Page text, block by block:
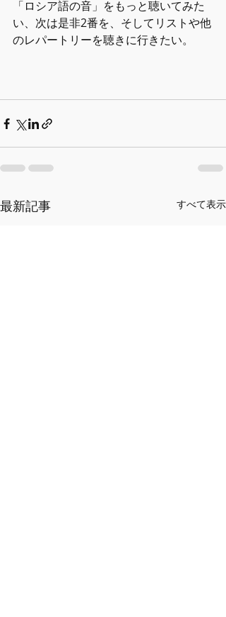
「ロシア語の音」をもっと聴いてみた
い、次は是非2番を、そしてリストや他
のレパートリーを聴きに行きたい。
最新記事 すべて表示